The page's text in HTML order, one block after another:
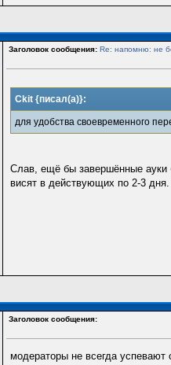
Заголовок сообщения: Re: напомню: не
Ckit {писал(а)}:
для удобства своевременного
Слав, ещё бы завершённые ауки
висят в действующих по 2-3
Заголовок сообщения:
модераторы не всегда успевают